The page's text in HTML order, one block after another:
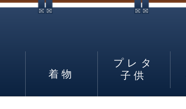
着物
プレタ
子供